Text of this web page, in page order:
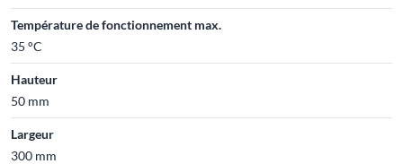
Température de fonctionnement max.
35 °C
Hauteur
50 mm
Largeur
300 mm